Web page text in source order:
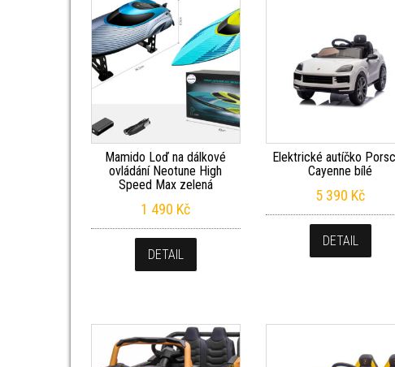
Mamido Loď na dálkové
ovládání Neotune High
Speed Max zelená
1 490 Kč
DETAIL
Elektrické autíčko
Cayenne bílé
5 390 Kč
DETAIL